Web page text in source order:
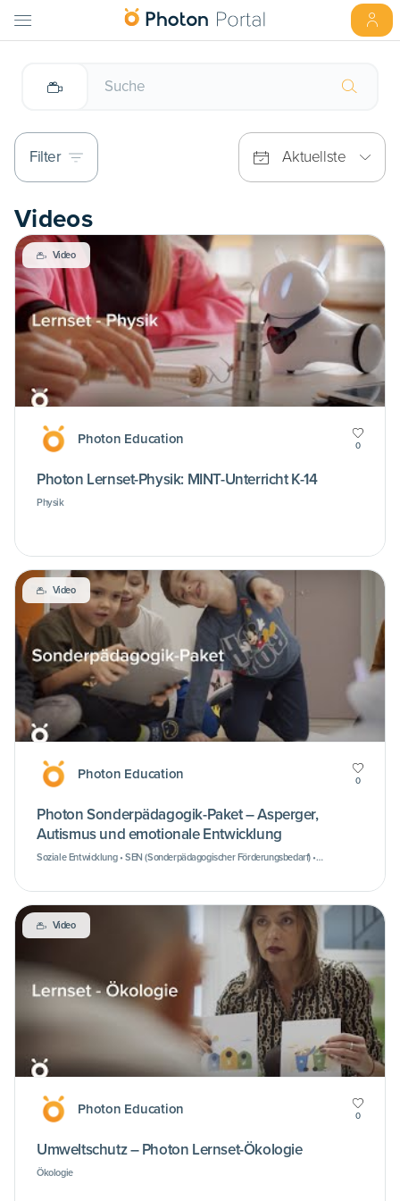
Filter Aktuellste
Videos
Video
Photon Education 0
Photon Lernset-Physik: MINT-Unterricht K-14
Physik
Video
Photon Education 0
Photon Sonderpädagogik-Paket – Asperger,
Autismus und emotionale Entwicklung
Soziale Entwicklung • SEN (Sonderpädagogischer Förderungsbedarf) •
Video
Photon Education 0
Umweltschutz – Photon Lernset-Ökologie
Ökologie